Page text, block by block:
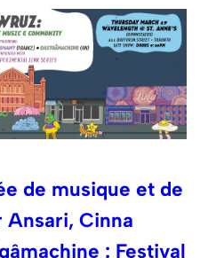
de musique et de
Ansari, Cinna
: Festival